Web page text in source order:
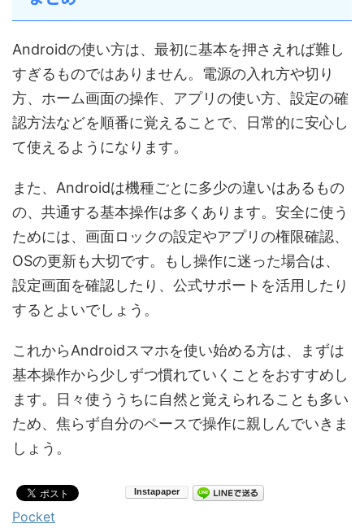
Androidの使い方は、最初に基本を押さえれば難し
すぎるものではありません。電源の入れ方や切り
方、ホーム画面の操作、アプリの使い方、設定の確
認方法などを順番に覚えることで、日常的に安心し
て使えるようになります。
また、Androidは機種ごとに多少の違いはあるもの
の、共通する基本操作は多くあります。安全に使う
ためには、画面ロックの設定やアプリの権限確認、
OSの更新も大切です。もし操作に迷った場合は、
設定画面を確認したり、公式サポートを活用したり
するとよいでしょう。
これからAndroidスマホを使い始める方は、まずは
基本操作から少しずつ慣れていくことをおすすめし
ます。日々使ううちに自然と覚えられることも多い
ため、焦らず自分のペースで操作に親しんでいきま
しょう。
Pocket